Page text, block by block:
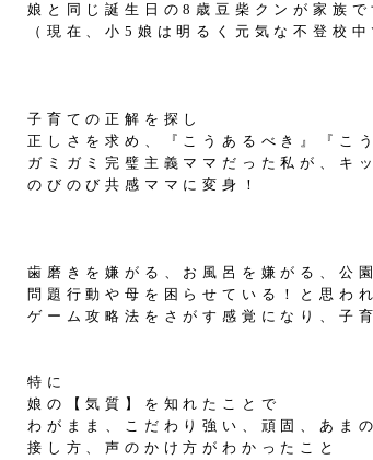
娘と同じ誕生日の8歳豆柴クンが家族で
（現在、小5娘は明るく元気な不登校中
子育ての正解を探し
正しさを求め、『こうあるべき』『こ
ガミガミ完璧主義ママだった私が、キ
のびのび共感ママに変身！
歯磨きを嫌がる、お風呂を嫌がる、公
問題行動や母を困らせている！と思わ
ゲーム攻略法をさがす感覚になり、子
特に
娘の【気質】を知れたことで
わがまま、こだわり強い、頑固、あま
接し方、声のかけ方がわかったこと